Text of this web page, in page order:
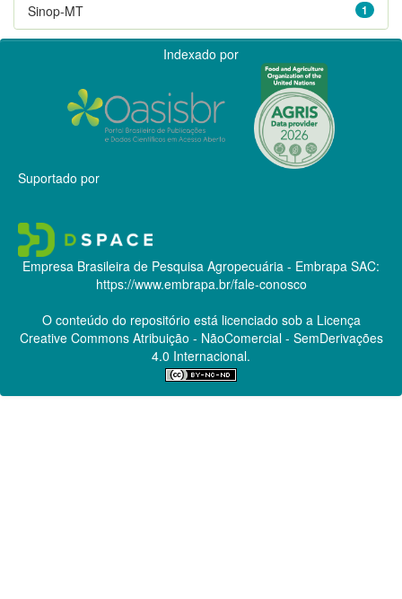
1
Sinop-MT
Indexado por
Suportado por
Empresa Brasileira de Pesquisa Agropecuária - Embrapa SAC:
https://www.embrapa.br/fale-conosco
O conteúdo do repositório está licenciado sob a Licença
Creative CommonsAtribuição - NãoComercial - SemDerivações
4.0 Internacional.